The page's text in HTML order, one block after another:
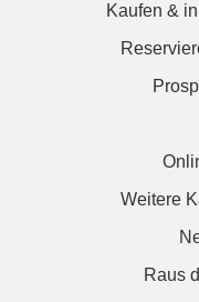
Kaufen &
Weitere
Raus